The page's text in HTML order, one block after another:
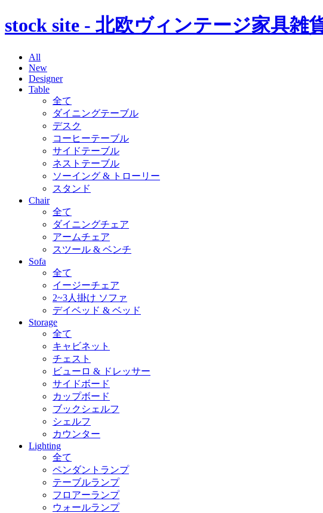
stock site - 北欧ヴィンテージ家具雑
All
New
Designer
Table
全て
ダイニングテーブル
デスク
コーヒーテーブル
サイドテーブル
ネストテーブル
ソーイング & トローリー
スタンド
Chair
全て
ダイニングチェア
アームチェア
スツール & ベンチ
Sofa
全て
イージーチェア
2~3人掛け ソファ
デイベッド & ベッド
Storage
全て
キャビネット
チェスト
ビューロ & ドレッサー
サイドボード
カップボード
ブックシェルフ
シェルフ
カウンター
Lighting
全て
ペンダントランプ
テーブルランプ
フロアーランプ
ウォールランプ